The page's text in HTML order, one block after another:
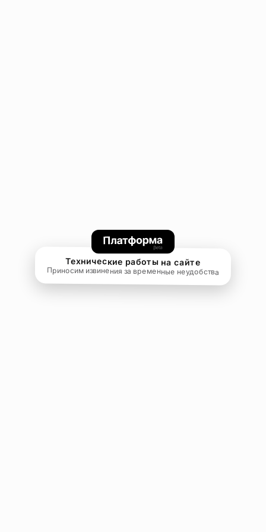
Технические работы на сайте
Приносим извинения за временные неудобства